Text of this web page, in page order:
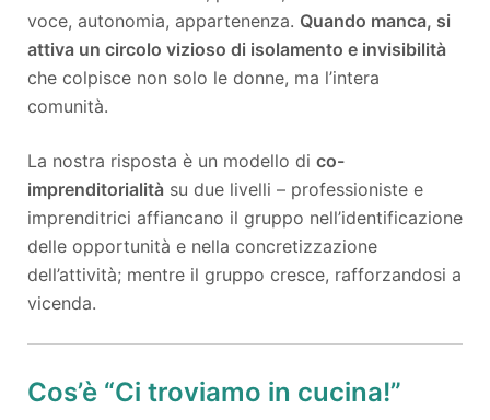
voce, autonomia, appartenenza. Quando manca, si
attiva un circolo vizioso di isolamento e invisibilità
che colpisce non solo le donne, ma l’intera
comunità.
La nostra risposta è un modello di co-
imprenditorialità su due livelli – professioniste e
imprenditrici affiancano il gruppo nell’identificazione
delle opportunità e nella concretizzazione
dell’attività; mentre il gruppo cresce, rafforzandosi a
vicenda.
Cos’è “Ci troviamo in cucina!”